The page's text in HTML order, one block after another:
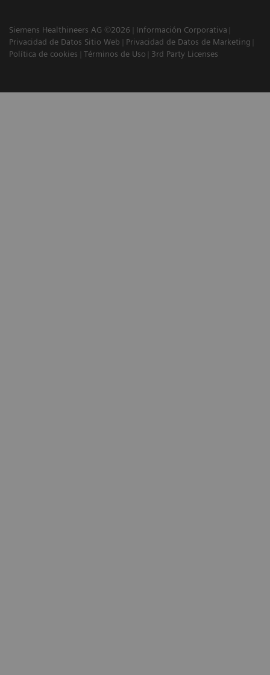
Siemens Healthineers AG ©2026
Información Corporativa
Privacidad de Datos Sitio Web
Privacidad de Datos de Marketing
Política de cookies
Términos de Uso 3rd Party Licenses